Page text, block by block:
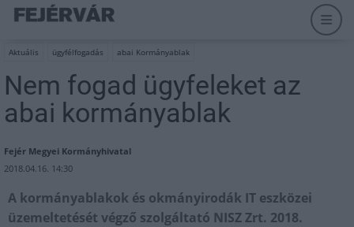
Aktuális ügyfélfogadás abai Kormányablak
Nem fogad ügyfeleket az
abai kormányablak
Fejér Megyei Kormányhivatal
2018.04.16. 14:30
A kormányablakok és okmányirodák IT eszközei
üzemeltetését végző szolgáltató NISZ Zrt. 2018.